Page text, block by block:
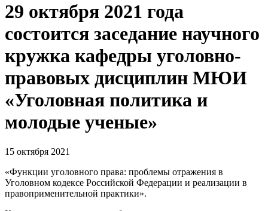
29 октября 2021 года
состоится заседание научного
кружка кафедры уголовно-
правовых дисциплин МЮИ
«Уголовная политика и
молодые ученые»
15 октября 2021
«Функции уголовного права: проблемы отражения в
Уголовном кодексе Российской Федерации и реализации в
правоприменительной практики».